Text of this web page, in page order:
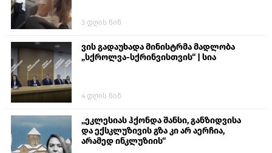
3 დღის წინ
ვის გადაუხადა მინისტრმა მადლობა
„სქროლვა-სქრინვისთვის“ | სია
4 დღის წინ
„ეკლესიას ჰქონდა შანსი, განზიდვისა
და ექსკლუზივის გზა კი არ აერჩია,
არამედ ინკლუზიის“